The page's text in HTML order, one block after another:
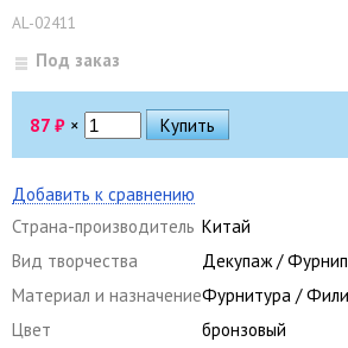
AL-02411
Под заказ
87 ₽ ×
Добавить к сравнению
Страна-производитель Китай
Вид творчества
Декупаж /
Материал и назначениеФурнитура /
Цвет
бронзовый